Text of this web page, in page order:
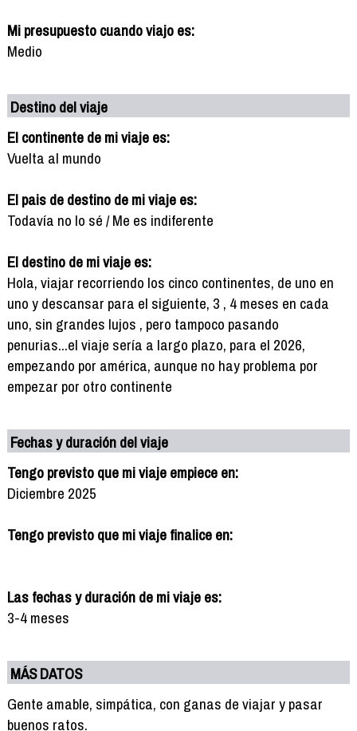
Mi presupuesto cuando viajo es:
Medio
Destino del viaje
El continente de mi viaje es:
Vuelta al mundo
El pais de destino de mi viaje es:
Todavía no lo sé / Me es indiferente
El destino de mi viaje es:
Hola, viajar recorriendo los cinco continentes, de uno en
uno y descansar para el siguiente, 3 , 4 meses en cada
uno, sin grandes lujos , pero tampoco pasando
penurias...el viaje sería a largo plazo, para el 2026,
empezando por américa, aunque no hay problema por
empezar por otro continente
Fechas y duración del viaje
Tengo previsto que mi viaje empiece en:
Diciembre 2025
Tengo previsto que mi viaje finalice en:
Las fechas y duración de mi viaje es:
3-4 meses
MÁS DATOS
Gente amable, simpática, con ganas de viajar y pasar
buenos ratos.